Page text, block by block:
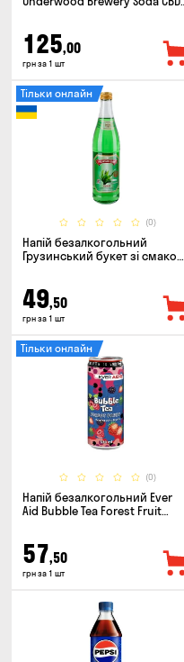
125,00
грн за 1 шт
(0)
Тільки онлайн
Напій безалкогольний
Грузинський букет зі смаком
49,50
грн за 1 шт
(0)
Тільки онлайн
Напій безалкогольний Ever
Aid Bubble Tea Forest Fruit
57,50
грн за 1 шт